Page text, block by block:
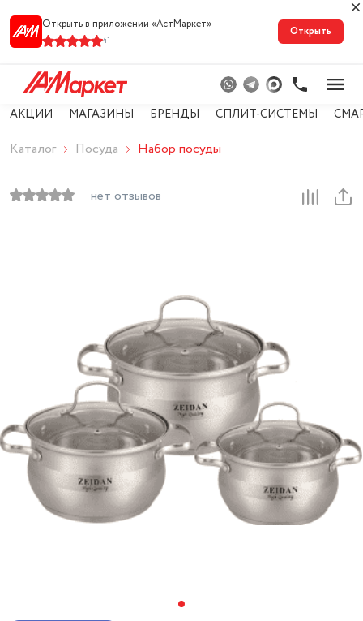
Открыть в приложении «АстМарке‪т‬»
41
Открыть
АКЦИИ МАГАЗИНЫ БРЕНДЫ СПЛИТ-СИСТЕМЫ
Каталог Посуда Набор посуды
нет отзывов